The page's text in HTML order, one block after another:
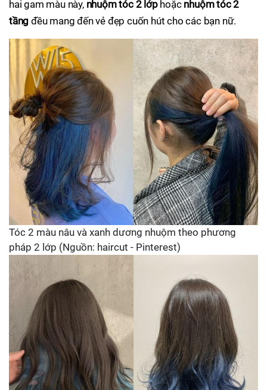
hai gam màu này, nhuộm tóc 2 lớphoặc nhuộm tóc 2
tầng đều mang đến vẻ đẹp cuốn hút cho các bạn nữ.
Tóc 2 màu nâu và xanh dương nhuộm theo phương
pháp 2 lớp (Nguồn: haircut - Pinterest)